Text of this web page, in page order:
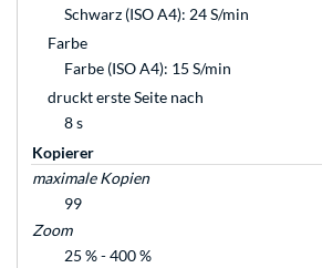
Schwarz (ISO A4): 24 S/min
Farbe
Farbe (ISO A4): 15 S/min
druckt erste Seite nach
8 s
Kopierer
maximale Kopien
99
Zoom
25 % - 400 %